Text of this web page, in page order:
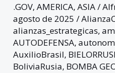
.GOV,AMERICA,ASIA/
agosto de 2025/
alianzas_estrategicas,
AUTODEFENSA,
AuxilioBrasil,
BoliviaRusia, BOMBA